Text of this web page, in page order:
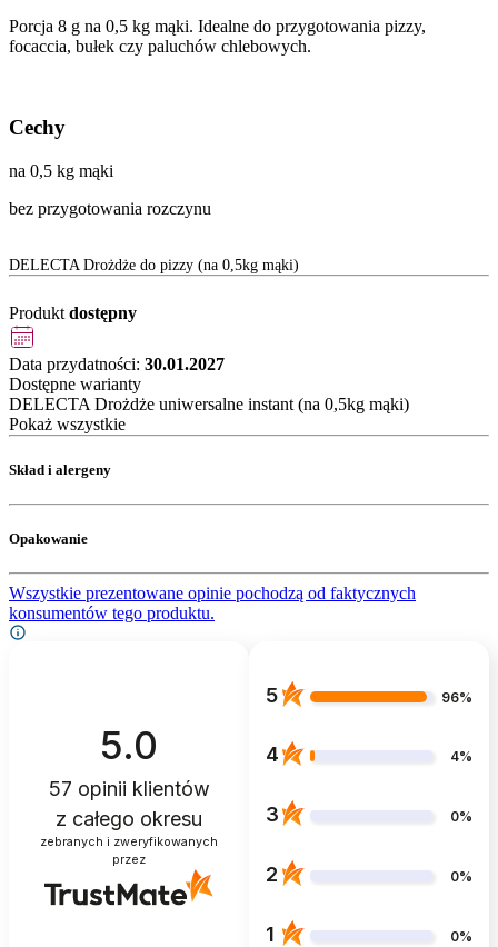
Porcja 8 g na 0,5 kg mąki. Idealne do przygotowania pizzy,
focaccia, bułek czy paluchów chlebowych.
Cechy
na 0,5 kg mąki
bez przygotowania rozczynu
DELECTA Drożdże do pizzy (na 0,5kg mąki)
Produkt dostępny
Data przydatności: 30.01.2027
Dostępne warianty
DELECTA Drożdże uniwersalne instant (na 0,5kg mąki)
Pokaż wszystkie
Skład i alergeny
Opakowanie
Wszystkie prezentowane opinie pochodzą od faktycznych
konsumentów tego produktu.
5.0
57 opinii klientów
z całego okresu
zebranych i zweryfikowanych
przez
5 96%
4 4%
3 0%
2 0%
1 0%